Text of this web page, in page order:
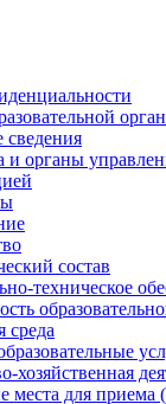
и органы
состав
техническое
среда
хозяйственная
места для приема